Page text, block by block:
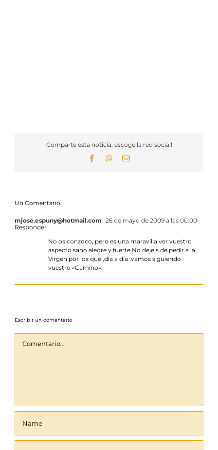
Comparte esta noticia, escoge la red social!
FacebookWhatsApp
Email
Un Comentario
mjose.espuny@hotmail.com 26 de mayo de 2009 a las 00:00-
Responder
No os conzoco, pero es una maravilla ver vuestro
aspecto sano alegre y fuerte.No dejeis de pedir a la
Virgen por los que ,día a día ,vamos siguiendo
vuestro «Camino».
Escribir un comentario